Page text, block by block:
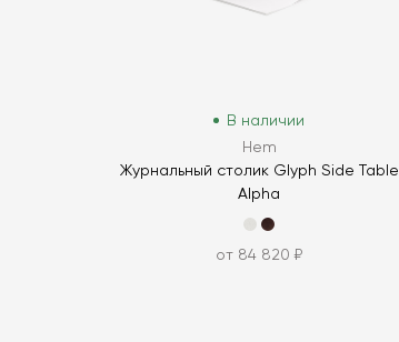
В наличии
Hem
Журнальный столик Glyph Side Table
Alpha
от 84 820 ₽